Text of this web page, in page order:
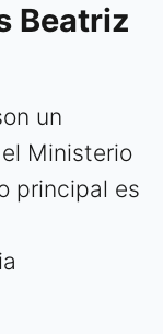
Beatriz
un
Ministerio
principal es